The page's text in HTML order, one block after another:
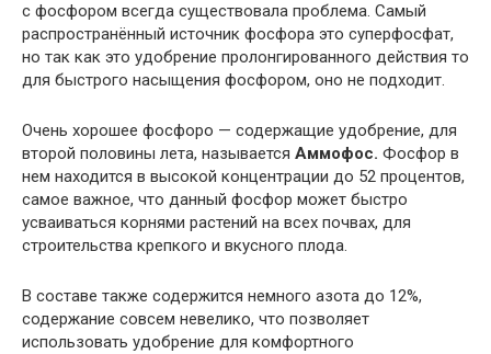
с фосфором всегда существовала проблема. Самый
распространённый источник фосфора это суперфосфат,
но так как это удобрение пролонгированного действия то
для быстрого насыщения фосфором, оно не подходит.
Очень хорошее фосфоро — содержащие удобрение, для
второй половины лета, называется Аммофос. Фосфор в
нем находится в высокой концентрации до 52 процентов,
самое важное, что данный фосфор может быстро
усваиваться корнями растений на всех почвах, для
строительства крепкого и вкусного плода.
В составе также содержится немного азота до 12%,
содержание совсем невелико, что позволяет
использовать удобрение для комфортного